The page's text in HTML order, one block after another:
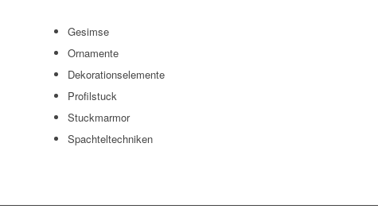
Gesimse
Ornamente
Dekorationselemente
Profilstuck
Stuckmarmor
Spachteltechniken